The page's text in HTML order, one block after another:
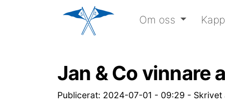
Om oss
Jan & Co vinnare
Publicerat: 2024-07-01 - 09:29 - Skrivet